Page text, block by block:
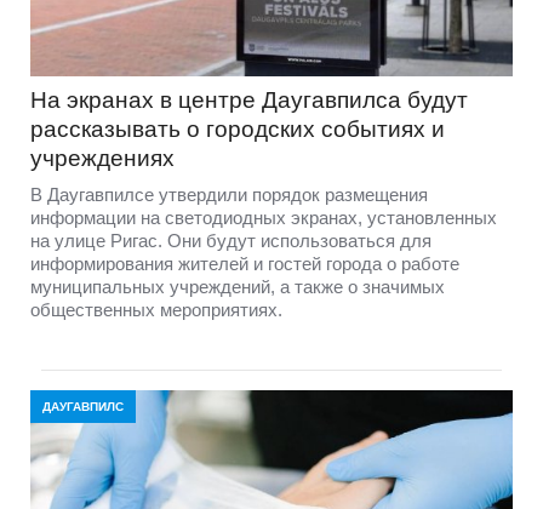
На экранах в центре Даугавпилса будут
рассказывать о городских событиях и
учреждениях
В Даугавпилсе утвердили порядок размещения
информации на светодиодных экранах, установленных
на улице Ригас. Они будут использоваться для
информирования жителей и гостей города о работе
муниципальных учреждений, а также о значимых
общественных мероприятиях.
ДАУГАВПИЛС